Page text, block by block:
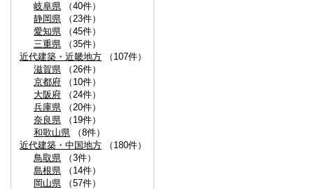
岐阜県 （40件）
静岡県 （23件）
愛知県 （45件）
三重県 （35件）
近代建築・近畿地方 （107件）
滋賀県 （26件）
京都府 （10件）
大阪府 （24件）
兵庫県 （20件）
奈良県 （19件）
和歌山県 （8件）
近代建築・中国地方 （180件）
鳥取県 （3件）
島根県 （14件）
岡山県 （57件）